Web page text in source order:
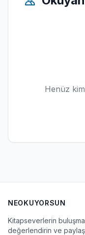
Henüz
NEOKUYORSUN
Kitapseverlerin buluşma
değerlendirin ve